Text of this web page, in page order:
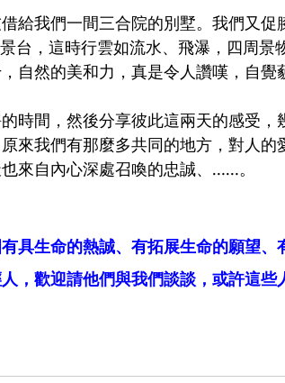
給我們一間三合院的別墅。我們又促
台，這時行雲如流水、飛瀑，四周景
自然的美和力，真是令人讚嘆，自覺
時間，然後分享彼此這兩天的感受，
來我們有那麼多共同的地方，對人的
來自內心深處召喚的忠誠、……。
具生命的熱誠、有拓展生命的願望、
，歡迎請他們與我們談談，或許這些